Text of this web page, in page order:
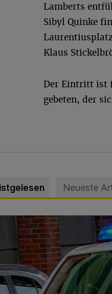
Lamberts
Sibyl Quinke
Klaus
Der Eintritt ist
gebeten, der
Neueste
beschädigt Autos in Parkhaus